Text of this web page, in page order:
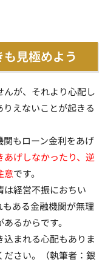
見極めよう
が、それより心配し
えないことが起きる
もローン金利をあげ
げしなかったり、逆
意です。
経営不振におちい
ある金融機関が無理
るからです。
まれる心配もありま
さい。
（執筆者：銀